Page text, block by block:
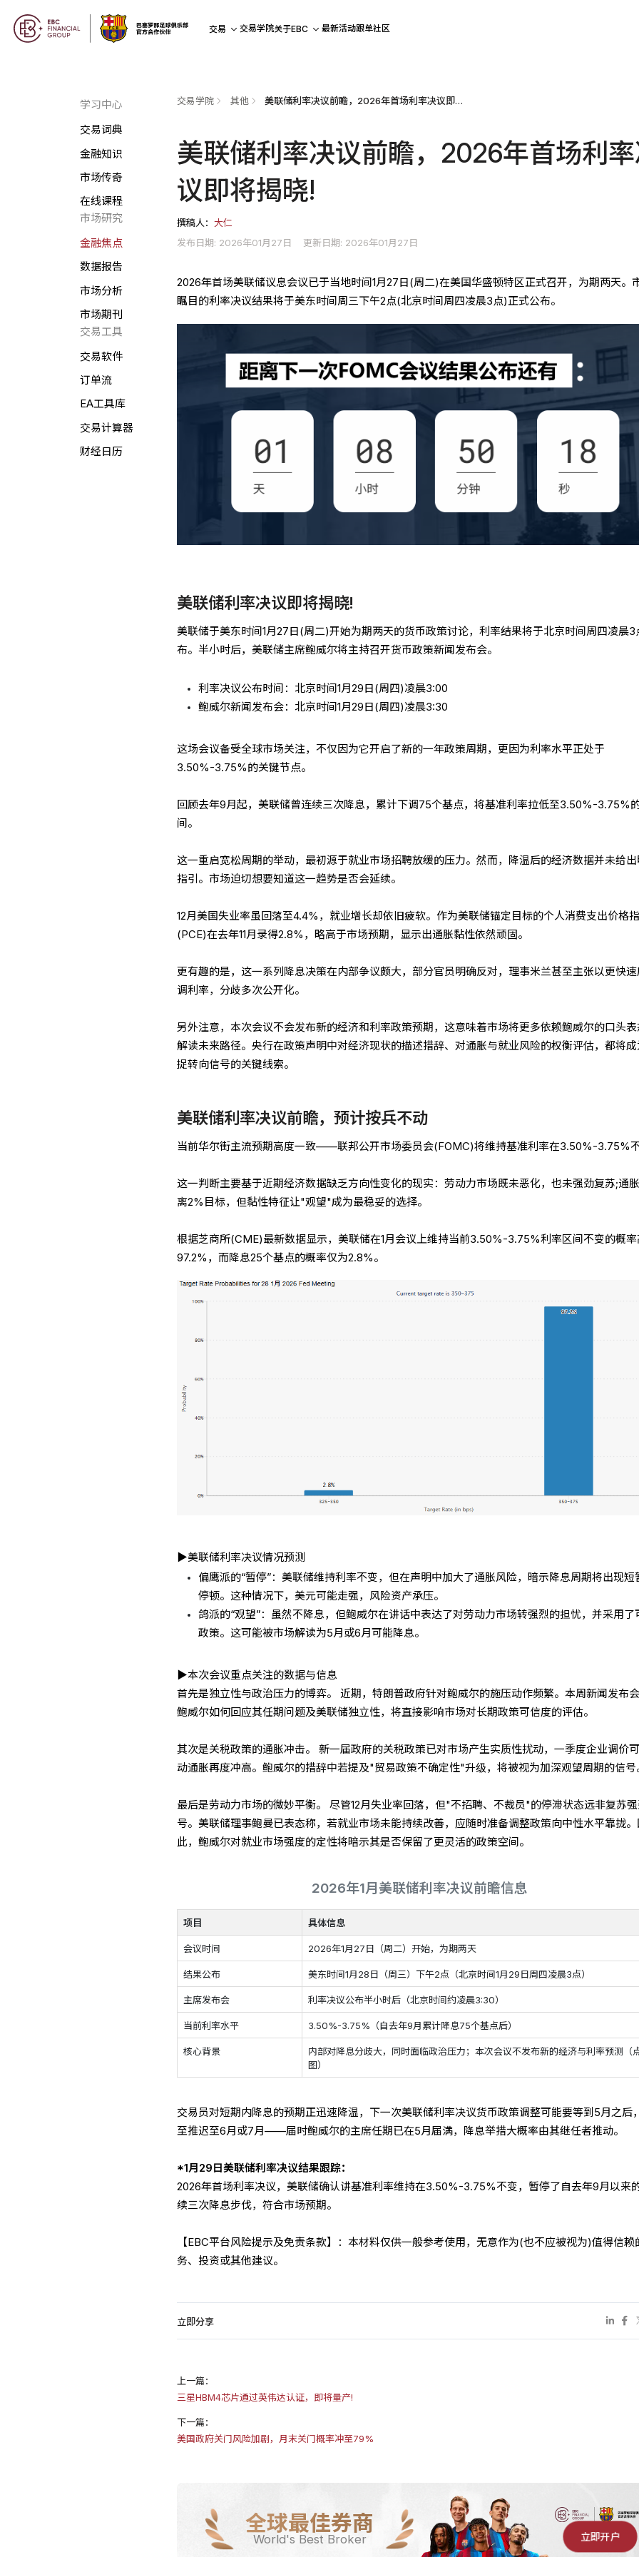
交易 交易学院关于EBC 最新活动跟单社区
学习中心
交易词典
金融知识
市场传奇
在线课程
市场研究
金融焦点
数据报告
市场分析
市场期刊
交易工具
交易软件
订单流
EA工具库
交易计算器
财经日历
交易学院 其他 美联储利率决议前瞻，2026年首场利率决议即将揭晓!
美联储利率决议前瞻，2026年首场利
议即将揭晓!
撰稿人：大仁
发布日期: 2026年01月27日
更新日期: 2026年01月27日
2026年首场美联储议息会议已于当地时间1月27日(周二)在美国华盛顿特区正式召开，为期两天。
瞩目的利率决议结果将于美东时间周三下午2点(北京时间周四凌晨3点)正式公布。
美联储利率决议即将揭晓!
美联储于美东时间1月27日(周二)开始为期两天的货币政策讨论，利率结果将于北京时间周四凌晨3
布。半小时后，美联储主席鲍威尔将主持召开货币政策新闻发布会。
利率决议公布时间：北京时间1月29日(周四)凌晨3:00
鲍威尔新闻发布会：北京时间1月29日(周四)凌晨3:30
这场会议备受全球市场关注，不仅因为它开启了新的一年政策周期，更因为利率水平正处于
3.50%-3.75%的关键节点。
回顾去年9月起，美联储曾连续三次降息，累计下调75个基点，将基准利率拉低至3.50%-3.75%
间。
这一重启宽松周期的举动，最初源于就业市场招聘放缓的压力。然而，降温后的经济数据并未给
指引。市场迫切想要知道这一趋势是否会延续。
12月美国失业率虽回落至4.4%，就业增长却依旧疲软。作为美联储锚定目标的个人消费支出价格
(PCE)在去年11月录得2.8%，略高于市场预期，显示出通胀黏性依然顽固。
更有趣的是，这一系列降息决策在内部争议颇大，部分官员明确反对，理事米兰甚至主张以更快
调利率，分歧多次公开化。
另外注意，本次会议不会发布新的经济和利率政策预期，这意味着市场将更多依赖鲍威尔的口头
解读未来路径。央行在政策声明中对经济现状的描述措辞、对通胀与就业风险的权衡评估，都将
捉转向信号的关键线索。
美联储利率决议前瞻，预计按兵不动
当前华尔街主流预期高度一致——联邦公开市场委员会(FOMC)将维持基准利率在3.50%-3.75%
这一判断主要基于近期经济数据缺乏方向性变化的现实：劳动力市场既未恶化，也未强劲复苏;通
离2%目标，但黏性特征让"观望"成为最稳妥的选择。
根据芝商所(CME)最新数据显示，美联储在1月会议上维持当前3.50%-3.75%利率区间不变的概
97.2%，而降息25个基点的概率仅为2.8%。
▶美联储利率决议情况预测
偏鹰派的“暂停”：美联储维持利率不变，但在声明中加大了通胀风险，暗示降息周期将出现短
停顿。这种情况下，美元可能走强，风险资产承压。
鸽派的“观望”：虽然不降息，但鲍威尔在讲话中表达了对劳动力市场转强烈的担忧，并采用了
政策。这可能被市场解读为5月或6月可能降息。
▶本次会议重点关注的数据与信息
首先是独立性与政治压力的博弈。 近期，特朗普政府针对鲍威尔的施压动作频繁。本周新闻发布
鲍威尔如何回应其任期问题及美联储独立性，将直接影响市场对长期政策可信度的评估。
其次是关税政策的通胀冲击。 新一届政府的关税政策已对市场产生实质性扰动，一季度企业调价
动通胀再度冲高。鲍威尔的措辞中若提及"贸易政策不确定性"升级，将被视为加深观望周期的信号
最后是劳动力市场的微妙平衡。 尽管12月失业率回落，但"不招聘、不裁员"的停滞状态远非复苏
号。美联储理事鲍曼已表态称，若就业市场未能持续改善，应随时准备调整政策向中性水平靠拢
此，鲍威尔对就业市场强度的定性将暗示其是否保留了更灵活的政策空间。
2026年1月美联储利率决议前瞻信息
项目 具体信息
会议时间 2026年1月27日（周二）开始，为期两天
结果公布 美东时间1月28日（周三）下午2点（北京时间1月29日周四凌晨3点）
主席发布会 利率决议公布半小时后（北京时间约凌晨3:30）
当前利率水平 3.50%-3.75%（自去年9月累计降息75个基点后）
核心背景
内部对降息分歧大，同时面临政治压力；本次会议不发布新的经济与利率预测（
图）
交易员对短期内降息的预期正迅速降温，下一次美联储利率决议货币政策调整可能要等到5月之后
至推迟至6月或7月——届时鲍威尔的主席任期已在5月届满，降息举措大概率由其继任者推动。
*1月29日美联储利率决议结果跟踪：
2026年首场利率决议，美联储确认讲基准利率维持在3.50%-3.75%不变，暂停了自去年9月以来
续三次降息步伐，符合市场预期。
【EBC平台风险提示及免责条款】：本材料仅供一般参考使用，无意作为(也不应被视为)值得信赖
务、投资或其他建议。
立即分享
上一篇：
三星HBM4芯片通过英伟达认证，即将量产!
下一篇：
美国政府关门风险加剧，月末关门概率冲至79%
全球最佳券商
World's Best Broker 立即开户